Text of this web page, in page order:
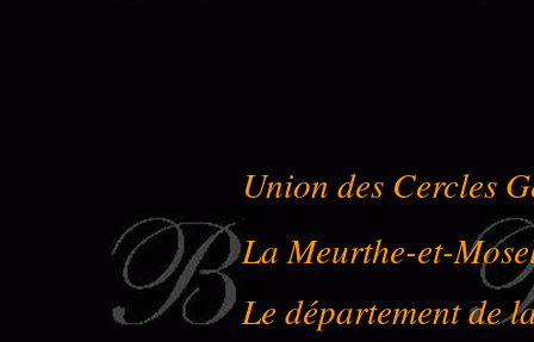
Union des Cercles
La Meurthe-et-
Le département de